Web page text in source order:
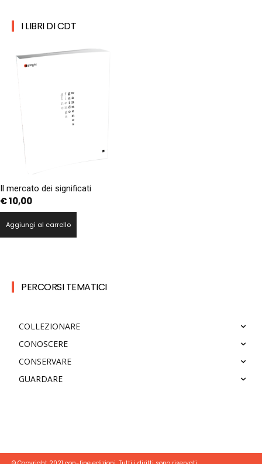
I LIBRI DI CDT
Il mercato dei significati
€10,00
Aggiungi al carrello
PERCORSI TEMATICI
COLLEZIONARE
CONOSCERE
CONSERVARE
GUARDARE